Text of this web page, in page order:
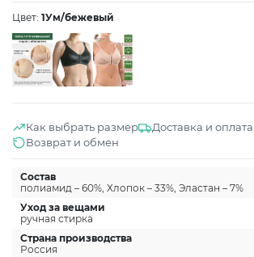
Цвет: 1Ум/бежевый
Как выбрать размер
Доставка и оплата
Возврат и обмен
Состав
полиамид – 60%, Хлопок – 33%, Эластан – 7%
Уход за вещами
ручная стирка
Страна производства
Россия